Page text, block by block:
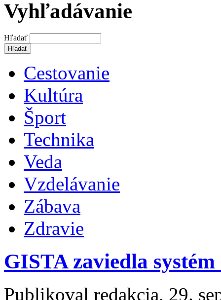
Vyhľadávanie
Hľadať
Cestovanie
Kultúra
Šport
Technika
Veda
Vzdelávanie
Zábava
Zdravie
GISTA zaviedla
Publikoval redakcia, 29.